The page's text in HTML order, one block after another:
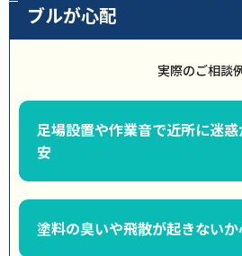
ブルが心配
実際のご相談
足場設置や作業音で近所に迷
安
塗料の臭いや飛散が起きない